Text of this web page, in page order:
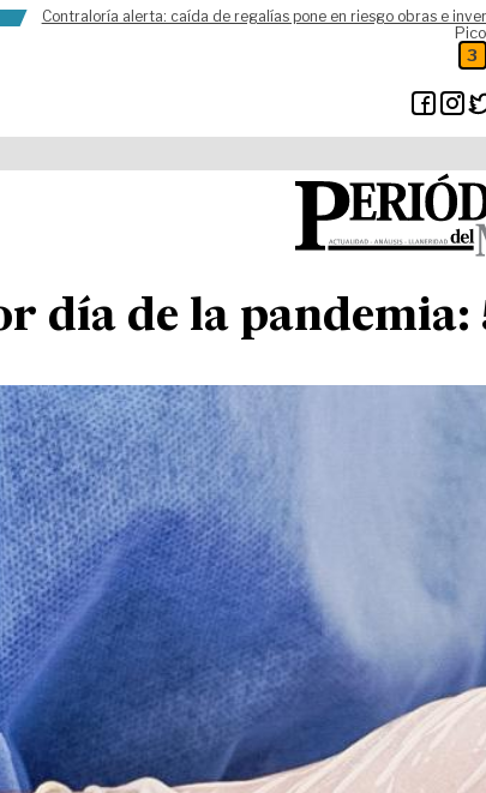
Contraloría alerta: caída de regalías pone en riesgo obras e
3
día de la